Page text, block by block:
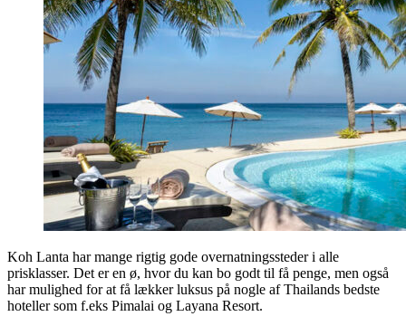
Koh Lanta har mange rigtig gode overnatningssteder i alle
prisklasser. Det er en ø, hvor du kan bo godt til få penge, men også
har mulighed for at få lækker luksus på nogle af Thailands bedste
hoteller som f.eks Pimalai og Layana Resort.